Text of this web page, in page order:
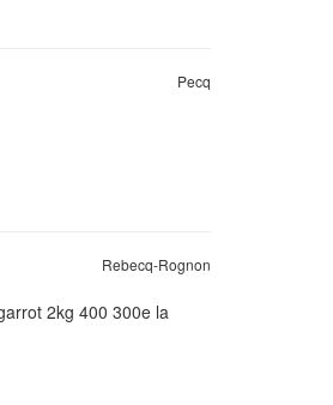
Pecq
Rebecq-Rognon
2kg 400 300e la